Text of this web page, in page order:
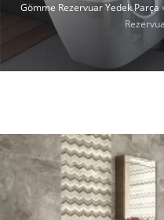
Gömme Rezervuar Yedek Parça